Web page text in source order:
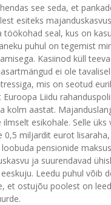
see seda, et
esiteks
töökohad seal, kus on
puhul on tegemist
Kasiinod küll
ei ole
mis on seotud
Liidu
kolm aastat.
esikohale. Selle
0,5 miljardit eurot
pensionide
ja suurendavad
Leedu puhul võib
et ostujõu poolest on